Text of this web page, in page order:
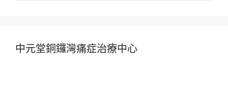
中元堂銅鑼灣痛症治療中心